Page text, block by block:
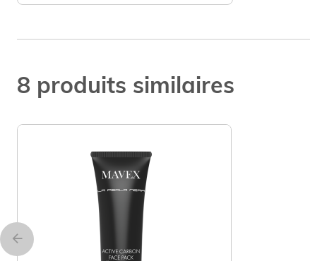
8 produits similaires